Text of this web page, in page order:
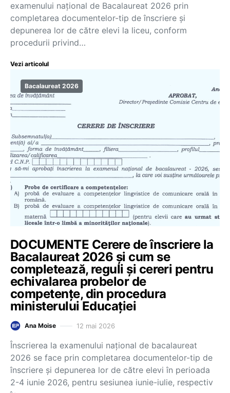
examenului național de Bacalaureat 2026 prin
completarea documentelor-tip de înscriere și
depunerea lor de către elevi la liceu, conform
procedurii privind…
Vezi articolul
Bacalaureat 2026
DOCUMENTE Cerere de înscriere la
Bacalaureat 2026 și cum se
completează, reguli și cereri pentru
echivalarea probelor de
competențe, din procedura
ministerului Educației
Ana Moise 12 mai 2026
Înscrierea la examenului național de bacalaureat
2026 se face prin completarea documentelor-tip de
înscriere și depunerea lor de către elevi în perioada
2-4 iunie 2026, pentru sesiunea iunie-iulie, respectiv